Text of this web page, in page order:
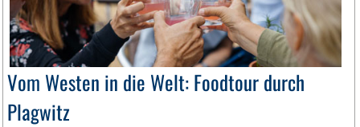
Vom Westen in die Welt: Foodtour durch
Plagwitz